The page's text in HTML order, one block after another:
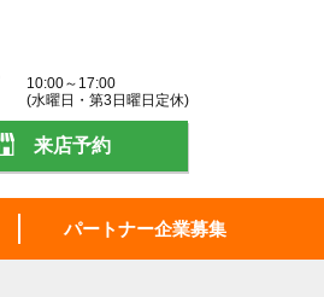
10:00～17:00
(水曜日・第3日曜日定休)
来店予約
パートナー企業募集